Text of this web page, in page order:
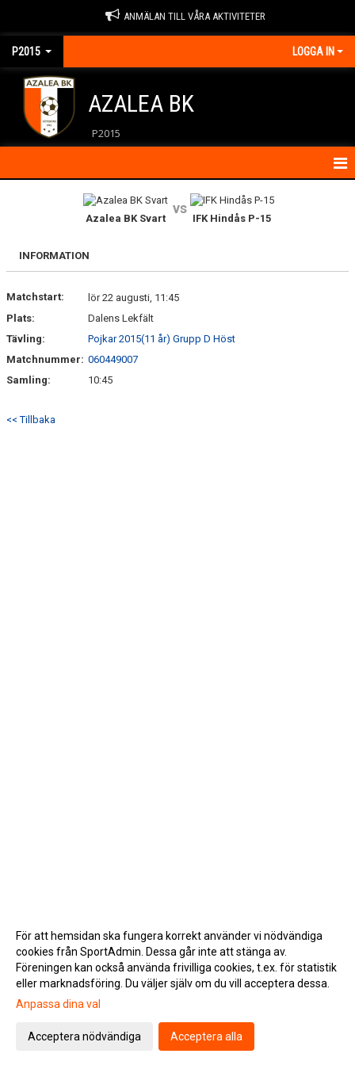
ANMÄLAN TILL VÅRA AKTIVITETER
P2015 LOGGA IN
AZALEA BK
P2015
KONTAKT
MATCHER
Azalea BK Svart
vs
IFK Hindås P-15
INFORMATION
Matchstart:
lör 22 augusti, 11:45
Plats:
Dalens Lekfält
Tävling:
Pojkar 2015(11 år) Grupp D Höst
Matchnummer: 060449007
Samling:
10:45
<< Tillbaka
Gå till Webbversion
För att hemsidan ska fungera korrekt använder vi nödvändiga
cookies från SportAdmin. Dessa går inte att stänga av.
Föreningen kan också använda frivilliga cookies, t.ex. för statistik
eller marknadsföring. Du väljer själv om du vill acceptera dessa.
Anpassa dina val
Acceptera nödvändiga Acceptera alla